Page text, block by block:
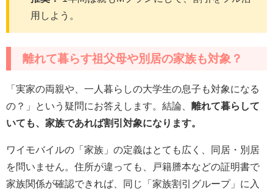
用しよう。
離れて暮らす祖父母や別居の家族も対象？
「実家の両親や、一人暮らしの大学生の息子も対象になる
の？」という疑問にお答えします。結論、 離れて暮らして
いても、家族であれば割引対象になります。
ワイモバイルの「家族」の定義はとても広く、同居・別居
を問いません。住所が違っても、戸籍謄本などの証明書で
家族関係が確認できれば、同じ「家族割引グループ」に入